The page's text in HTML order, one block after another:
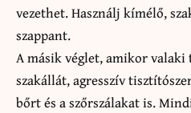
vezethet. Használj kímélő,
szappant.
A másik véglet, amikor valaki
szakállát, agresszív
bőrt és a szőrszálakat is.